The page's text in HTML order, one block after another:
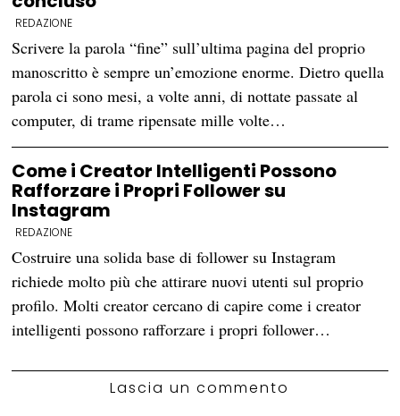
REDAZIONE
Scrivere la parola “fine” sull’ultima pagina del proprio
manoscritto è sempre un’emozione enorme. Dietro quella
parola ci sono mesi, a volte anni, di nottate passate al
computer, di trame ripensate mille volte…
Come i Creator Intelligenti Possono
Rafforzare i Propri Follower su
Instagram
REDAZIONE
Costruire una solida base di follower su Instagram
richiede molto più che attirare nuovi utenti sul proprio
profilo. Molti creator cercano di capire come i creator
intelligenti possono rafforzare i propri follower…
Lascia un commento